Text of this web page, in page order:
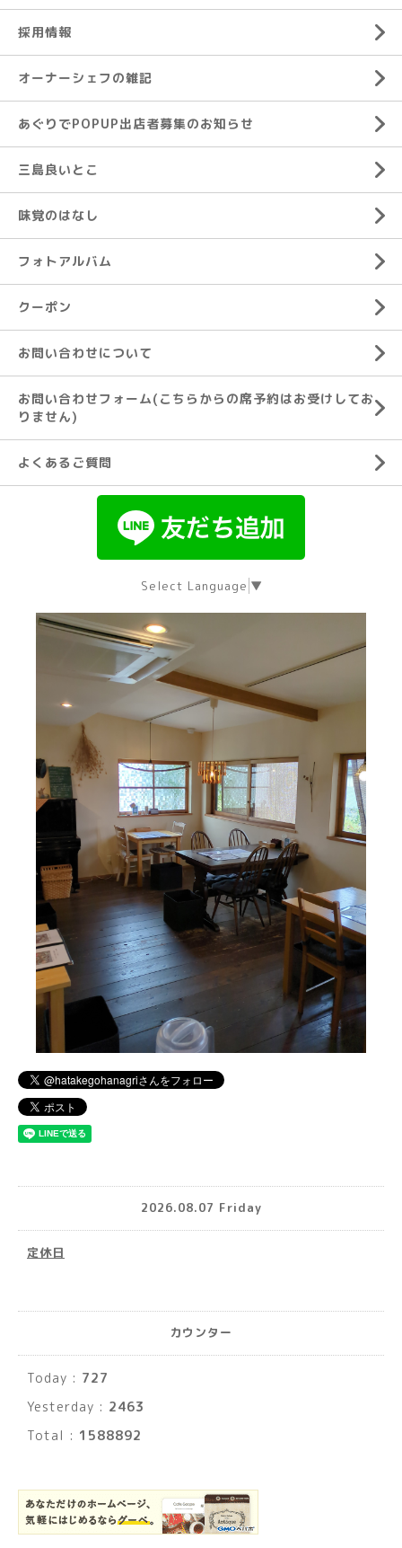
採用情報
オーナーシェフの雑記
あぐりでPOPUP出店者募集のお知らせ
三島良いとこ
味覚のはなし
フォトアルバム
クーポン
お問い合わせについて
お問い合わせフォーム(こちらからの席予約はお受けしてお
りません)
よくあるご質問
Select Language ▼
2026.08.07 Friday
定休日
カウンター
Today : 727
Yesterday : 2463
Total : 1588892